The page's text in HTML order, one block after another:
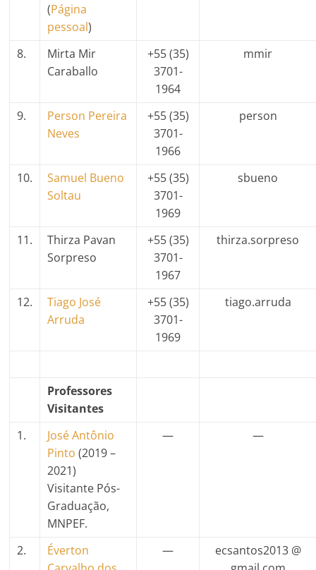
(Página
pessoal)
8.
Mirta Mir
Caraballo
+55 (35)
3701-
1964
mmir
9.
Person Pereira
Neves
+55 (35)
3701-
1966
person
10.
Samuel Bueno
Soltau
+55 (35)
3701-
1969
sbueno
11.
Thirza Pavan
Sorpreso
+55 (35)
3701-
1967
thirza.sorpreso
12.
Tiago José
Arruda
+55 (35)
3701-
1969
tiago.arruda
Professores
Visitantes
1.
José Antônio
Pinto (2019 –
2021)
Visitante Pós-
Graduação,
MNPEF.
— —
2.
Éverton
—
ecsantos2013 @